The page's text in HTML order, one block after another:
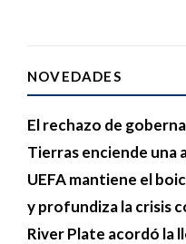
NOVEDADES
El rechazo de
Tierras enciende una
UEFA mantiene el
y profundiza la crisis
River Plate acordó la